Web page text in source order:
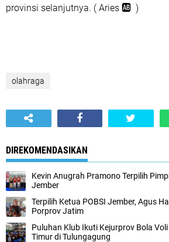
provinsi selanjutnya. ( Aries 🆎 )
olahraga
DIREKOMENDASIKAN
Kevin Anugrah Pramono Terpilih
Jember
Terpilih Ketua POBSI Jember, Agus
Porprov Jatim
Puluhan Klub Ikuti Kejurprov Bola
Timur di Tulungagung